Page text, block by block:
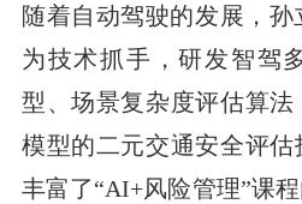
随着自动驾驶的发展，
为技术抓手，研发智驾
型、场景复杂度评估算
模型的二元交通安全评估
丰富了“AI+风险管理”课